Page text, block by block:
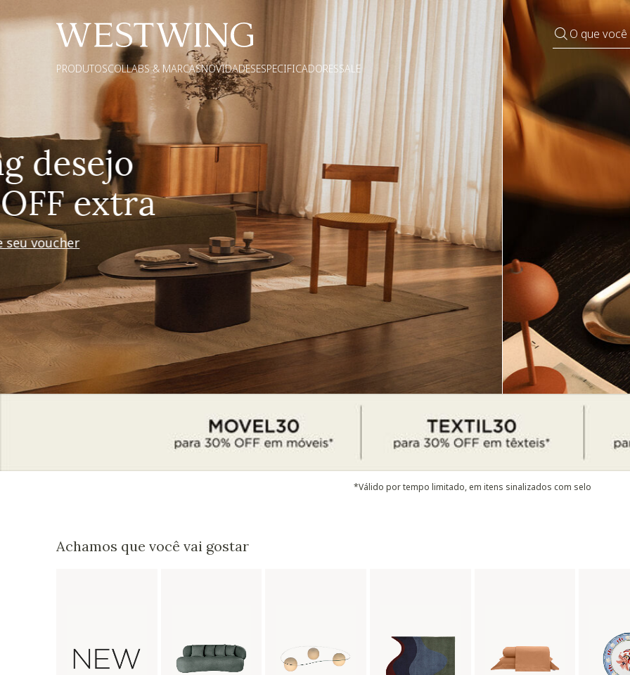
O que
PRODUTOSCOLLABS & MARCASNOVIDADESESPECIFICADORESSALE
Pequenos rituais
Grandes mudanças
Decorar
*Válido por tempo limitado, em itens sinalizados com selo
Achamos que você vai gostar